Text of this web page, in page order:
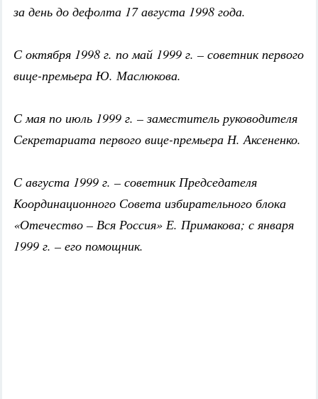
за день до дефолта 17 августа 1998 года.
С октября 1998 г. по май 1999 г. – советник первого
вице-премьера Ю. Маслюкова.
С мая по июль 1999 г. – заместитель руководителя
Секретариата первого вице-премьера Н. Аксененко.
С августа 1999 г. – советник Председателя
Координационного Совета избирательного блока
«Отечество – Вся Россия» Е. Примакова; с января
1999 г. – его помощник.